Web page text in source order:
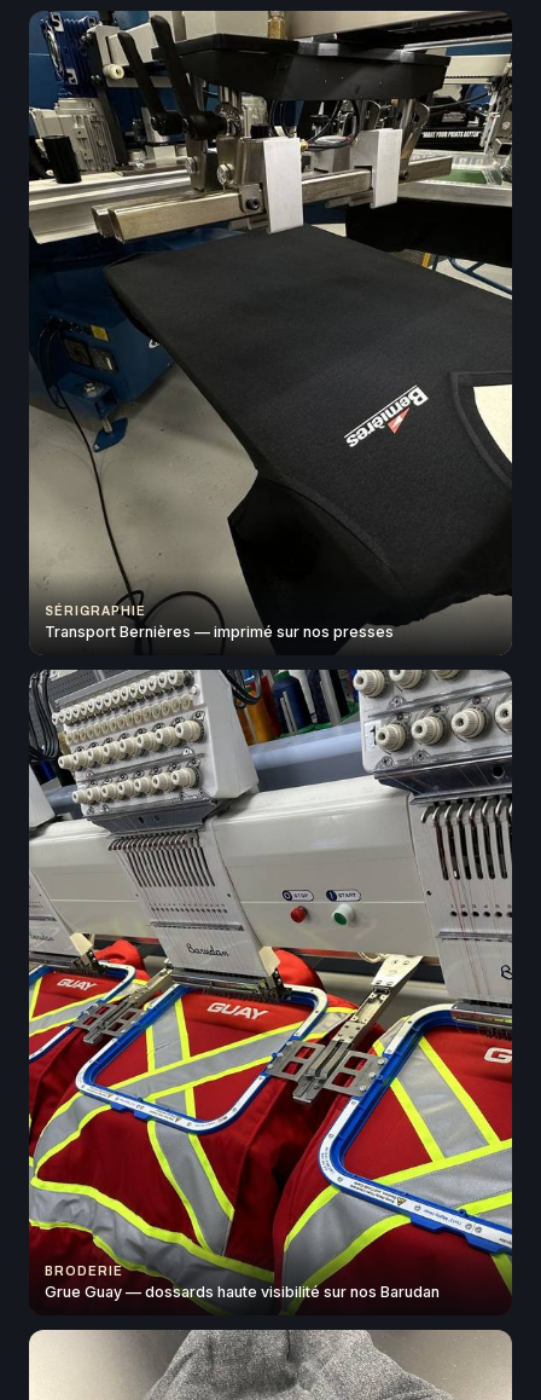
SÉRIGRAPHIE
Transport Bernières — imprimé sur nos presses
BRODERIE
Grue Guay — dossards haute visibilité sur nos Barudan